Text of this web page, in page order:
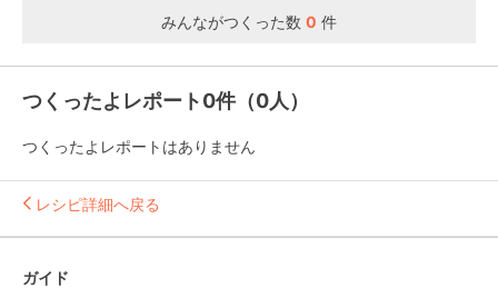
みんながつくった数 0 件
つくったよレポート0件（0人）
つくったよレポートはありません
レシピ詳細へ戻る
ガイド